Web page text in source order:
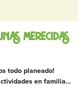
merecidas
todo planeado!
en familia…